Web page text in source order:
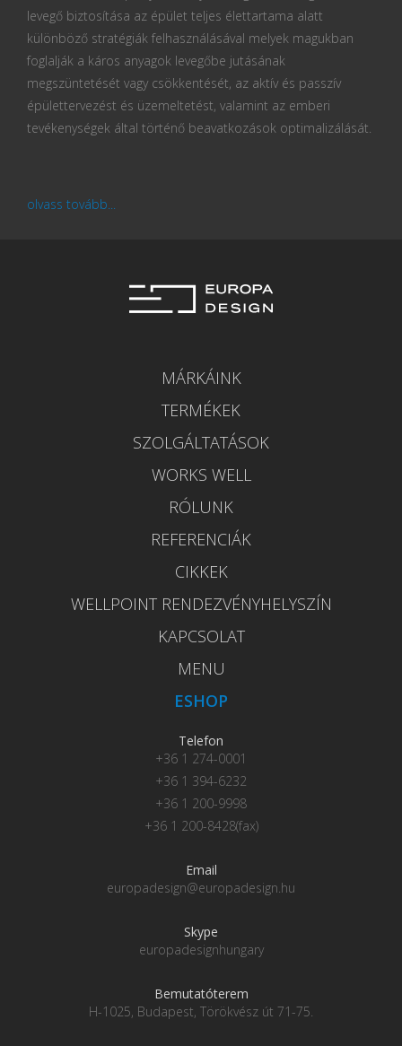
levegő biztosítása az épület teljes élettartama alatt
különböző stratégiák felhasználásával melyek magukban
foglalják a káros anyagok levegőbe jutásának
megszüntetését vagy csökkentését, az aktív és passzív
épülettervezést és üzemeltetést, valamint az emberi
tevékenységek által történő beavatkozások optimalizálását.
olvass tovább...
MÁRKÁINK
TERMÉKEK
SZOLGÁLTATÁSOK
WORKS WELL
RÓLUNK
REFERENCIÁK
CIKKEK
WELLPOINT RENDEZVÉNYHELYSZÍN
KAPCSOLAT
MENU
ESHOP
Telefon
+36 1 274-0001
+36 1 394-6232
+36 1 200-9998
+36 1 200-8428(fax)
Email
europadesign@europadesign.hu
Skype
europadesignhungary
Bemutatóterem
H-1025, Budapest, Törökvész út 71-75.